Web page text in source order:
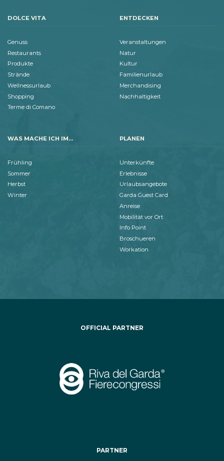
DOLCE VITA
Genuss
Restaurants
Produkte
Strände
Wellnessurlaub
Shopping
Terme di Comano
ENTDECKEN
Veranstaltungen
Natur
Kultur
Familienurlaub
Merchandising
Nachhaltigkeit
WAS MACHE ICH IM...
Frühling
Sommer
Herbst
Winter
PLANEN
Unterkünfte
Erlebnisse
Urlaubsangebote
Garda Guest Card
Anreise
Mobilität vor Ort
Info Point
Broschueren
Workation
OFFICIAL PARTNER
PARTNER